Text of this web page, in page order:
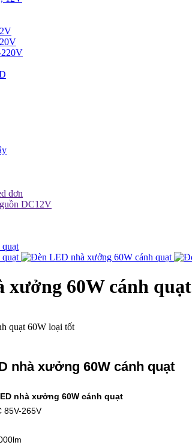
đơn
DC12V
xưởng 60W cánh quạt
quạt 60W loại tốt
nhà xưởng 60W cánh quạt
nhà xưởng 60W cánh quạt
85V-265V